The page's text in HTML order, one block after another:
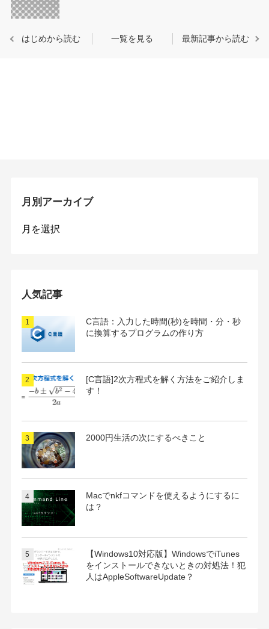
はじめから読む 一覧を見る 最新記事から読む
月別アーカイブ
月
イ
人気記事
C言語：入力した時間(秒)を時間・分・秒
に換算するプログラムの作り方
[C言語]2次方程式を解く方法をご紹介しま
す！
2000円生活の次にするべきこと
Macでnkfコマンドを使えるようにするに
は？
【Windows10対応版】WindowsでiTunes
をインストールできないときの対処法！犯
人はAppleSoftwareUpdate？